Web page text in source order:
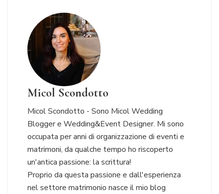
Micol Scondotto
Micol Scondotto - Sono Micol Wedding
Blogger e Wedding&Event Designer. Mi sono
occupata per anni di organizzazione di eventi e
matrimoni, da qualche tempo ho riscoperto
un'antica passione: la scrittura!
Proprio da questa passione e dall'esperienza
nel settore matrimonio nasce il mio blog